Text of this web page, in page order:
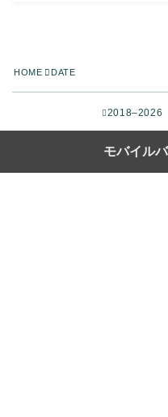
HOME DATE
2018–2026
モバイル